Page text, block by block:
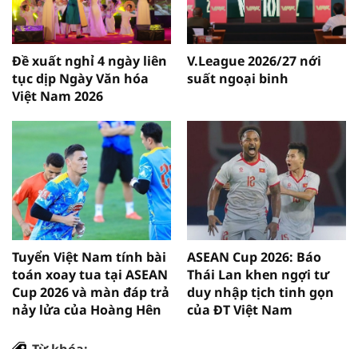
Đề xuất nghỉ 4 ngày liên
tục dịp Ngày Văn hóa
Việt Nam 2026
V.League 2026/27 nới
suất ngoại binh
Tuyển Việt Nam tính bài
toán xoay tua tại ASEAN
Cup 2026 và màn đáp trả
nảy lửa của Hoàng Hên
ASEAN Cup 2026: Báo
Thái Lan khen ngợi tư
duy nhập tịch tinh gọn
của ĐT Việt Nam